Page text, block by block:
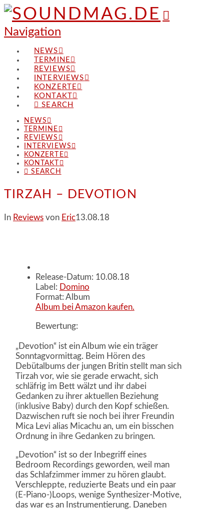
Navigation
NEWS
TERMINE
REVIEWS
INTERVIEWS
KONZERTE
KONTAKT
SEARCH
NEWS
TERMINE
REVIEWS
INTERVIEWS
KONZERTE
KONTAKT
SEARCH
TIRZAH – DEVOTION
In Reviews von Eric13.08.18
Release-Datum: 10.08.18
Label: Domino
Format: Album
Album bei Amazon kaufen.
Bewertung:
„Devotion“ ist ein Album wie ein träger
Sonntagvormittag. Beim Hören des
Debütalbums der jungen Britin stellt man sich
Tirzah vor, wie sie gerade erwacht, sich
schläfrig im Bett wälzt und ihr dabei
Gedanken zu ihrer aktuellen Beziehung
(inklusive Baby) durch den Kopf schießen.
Dazwischen ruft sie noch bei ihrer Freundin
Mica Levi alias Micachu an, um ein bisschen
Ordnung in ihre Gedanken zu bringen.
„Devotion“ ist so der Inbegriff eines
Bedroom Recordings geworden, weil man
das Schlafzimmer immer zu hören glaubt.
Verschleppte, reduzierte Beats und ein paar
(E-Piano-)Loops, wenige Synthesizer-Motive,
das war es an Instrumentierung. Daneben